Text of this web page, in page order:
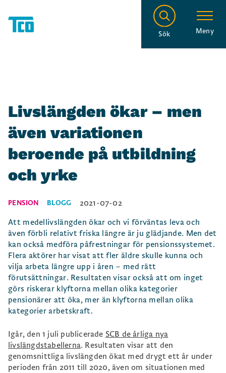
Sök Meny
Livslängden ökar – men
även variationen
beroende på utbildning
och yrke
PENSION BLOGG
2021-07-02
Att medellivslängden ökar och vi förväntas leva och
även förbli relativt friska längre är ju glädjande. Men det
kan också medföra påfrestningar för pensionssystemet.
Flera aktörer har visat att fler äldre skulle kunna och
vilja arbeta längre upp i åren – med rätt
förutsättningar. Resultaten visar också att om inget
görs riskerar klyftorna mellan olika kategorier
pensionärer att öka, mer än klyftorna mellan olika
kategorier arbetskraft.
Igår, den 1 juli publicerade SCB de årliga nya
livslängdstabellerna. Resultaten visar att den
genomsnittliga livslängden ökat med drygt ett år under
perioden från 2011 till 2020, även om situationen med